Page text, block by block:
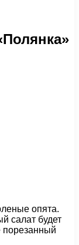
опята.
салат будет
порезанный